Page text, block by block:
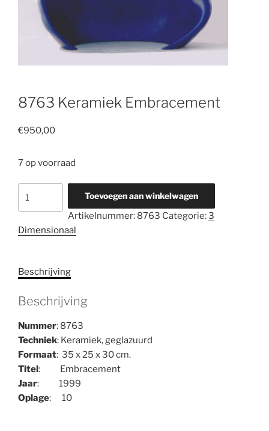
8763 Keramiek Embracement
€950,00
7 op voorraad
Keramiek
Embracement
aantal
Toevoegen aan winkelwagen
Artikelnummer: 8763 Categorie:3
Dimensionaal
Beschrijving
Beschrijving
Nummer: 8763
Techniek: Keramiek, geglazuurd
Formaat: 35 x 25 x 30 cm.
Titel: Embracement
Jaar: 1999
Oplage: 10